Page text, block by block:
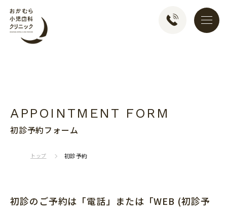
おかむら小児歯科クリ
初診予約フォーム
トップ 初診予約
初診のご予約は「電話」または「WEB (初診予